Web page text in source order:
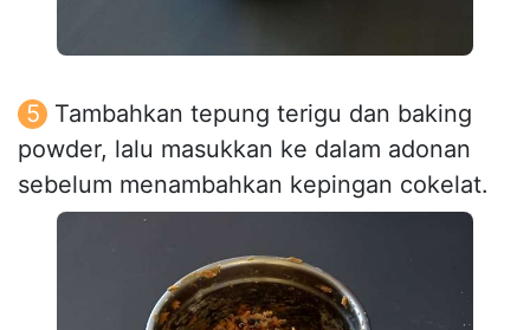
Tambahkan tepung terigu dan baking
powder, lalu masukkan ke dalam adonan
sebelum menambahkan kepingan cokelat.